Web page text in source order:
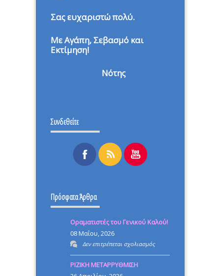
Σας ευχαριστώ πολύ.
Με Αγάπη, Σεβασμό και
Εκτίμηση!
Νότης
Συνδεθείτε
Πρόσφατα Άρθρα
Οραματιστές του Γενικού Καλού!
08 Μαΐου, 2026
Δεν επιτρέπεται σχολιασμόςστο
Οραματιστές
ΡΙΖΙΚΗ ΜΕΤΑΡΡΥΘΜΙΣΗ